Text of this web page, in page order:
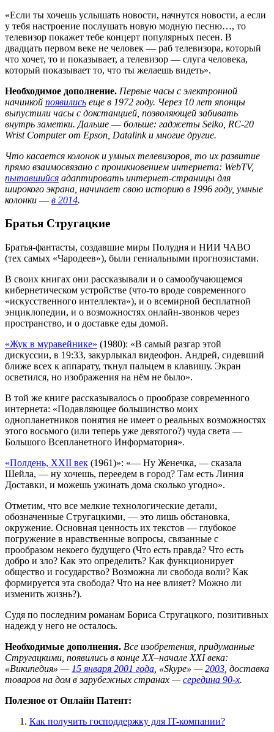
«Если ты хочешь услышать новости, начнутся новости, а если
у тебя настроение послушать новую модную песню…, то
телевизор покажет тебе концерт популярных песен. В
двадцать первом веке не человек — раб телевизора, который
что хочет, то и показывает, а телевизор — слуга человека,
который показывает то, что ты желаешь видеть».
Необходимое дополнение. Первые часы с электронной
начинкой появились еще в 1972 году. Через 10 лет японцы
выпустили часы с докстанцией, позволяющей забивать
внутрь заметки. Дальше — больше: гаджеты Seiko, RC-20
Wrist Computer от Epson, Datalink и многие другие.
Что касается колонок и умных телевизоров, то их развитие
прямо взаимосвязано с проникновением интернета: WebTV,
пытавшийся адаптировать интернет-страницы для
широкого экрана, начинает свою историю в 1996 году, умные
колонки — в 2014.
Братья Стругацкие
Братья-фантасты, создавшие миры Полудня и НИИ ЧАВО
(тех самых «Чародеев»), были гениальными прогнозистами.
В своих книгах они рассказывали и о самообучающемся
кибернетическом устройстве (что-то вроде современного
«искусственного интеллекта»), и о всемирной бесплатной
энциклопедии, и о возможностях онлайн-звонков через
пространство, и о доставке еды домой.
«Жук в муравейнике» (1980): «В самый разгар этой
дискуссии, в 19:33, закурлыкал видеофон. Андрей, сидевший
ближе всех к аппарату, ткнул пальцем в клавишу. Экран
осветился, но изображения на нём не было».
В той же книге рассказывалось о прообразе современного
интернета: «Подавляющее большинство моих
однопланетников понятия не имеет о реальных возможностях
этого восьмого (или теперь уже девятого?) чуда света —
Большого Всепланетного Информатория».
«Полдень, XXII век (1961)»: «— Ну Женечка, — сказала
Шейла, — ну хочешь, переедем в город? Там есть Линия
Доставки, и можешь ужинать дома сколько угодно».
Отметим, что все мелкие технологические детали,
обозначенные Стругацкими, — это лишь обстановка,
окружение. Основная ценность их текстов — глубокое
погружение в нравственные вопросы, связанные с
прообразом некоего будущего (Что есть правда? Что есть
добро и зло? Как это определить? Как функционирует
общество и государство? Возможна ли свобода воли? Как
формируется эта свобода? Что на нее влияет? Можно ли
изменить жизнь?).
Судя по последним романам Бориса Стругацкого, позитивных
надежд у него не осталось.
Необходимые дополнения. Все изобретения, придуманные
Стругацкими, появились в конце XX–начале XXI века:
«Википедия» — 15 января 2001 года , «Skype» —2003 , доставка
товаров на дом в зарубежных странах —середина 90-х.
Полезное от Онлайн Патент:
Как получить господдержку для IT-компании?